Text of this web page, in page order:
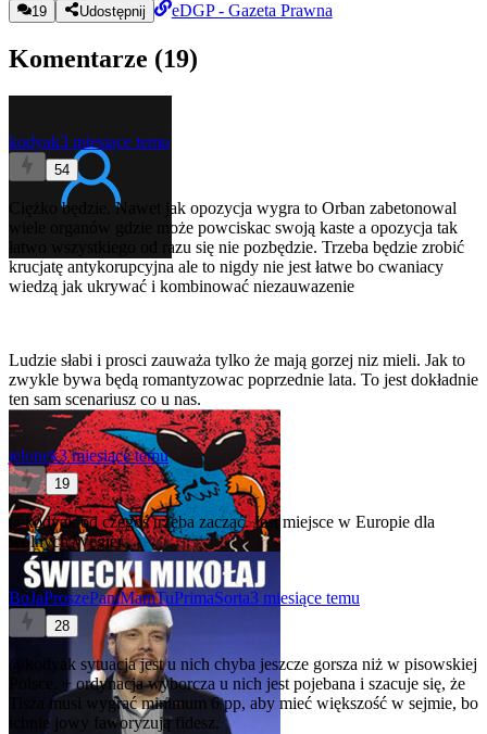
19
Udostępnij eDGP - Gazeta Prawna
Komentarze (19)
kodyak3 miesiące temu
54
Ciężko będzie. Nawet jak opozycja wygra to Orban zabetonowal
wiele organów gdzie może powciskac swoją kaste a opozycja tak
łatwo wszystkiego od razu się nie pozbędzie. Trzeba będzie zrobić
krucjatę antykorupcyjna ale to nigdy nie jest łatwe bo cwaniacy
wiedzą jak ukrywać i kombinować niezauwazenie
Ludzie słabi i prosci zauważa tylko że mają gorzej niz mieli. Jak to
zwykle bywa będą romantyzowac poprzednie lata. To jest dokładnie
ten sam scenariusz co u nas.
jelonek3 miesiące temu
19
@kodyakod czegoś trzeba zacząć. Jest miejsce w Europie dla
wolnych Węgier.
BoJaProszePaniMamTuPrimaSorta3 miesiące temu
28
@kodyak sytuacja jest u nich chyba jeszcze gorsza niż w pisowskiej
Polsce. + ordynacja wyborcza u nich jest pojebana i szacuje się, że
Tisza musi wygrać minimum 6 pp, aby mieć większość w sejmie, bo
ichnie jowy faworyzują fidesz.